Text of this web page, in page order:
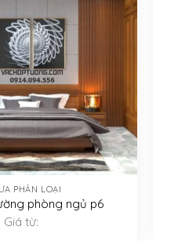
PHÂN LOẠI
phòng ngủ p6
Giá từ: